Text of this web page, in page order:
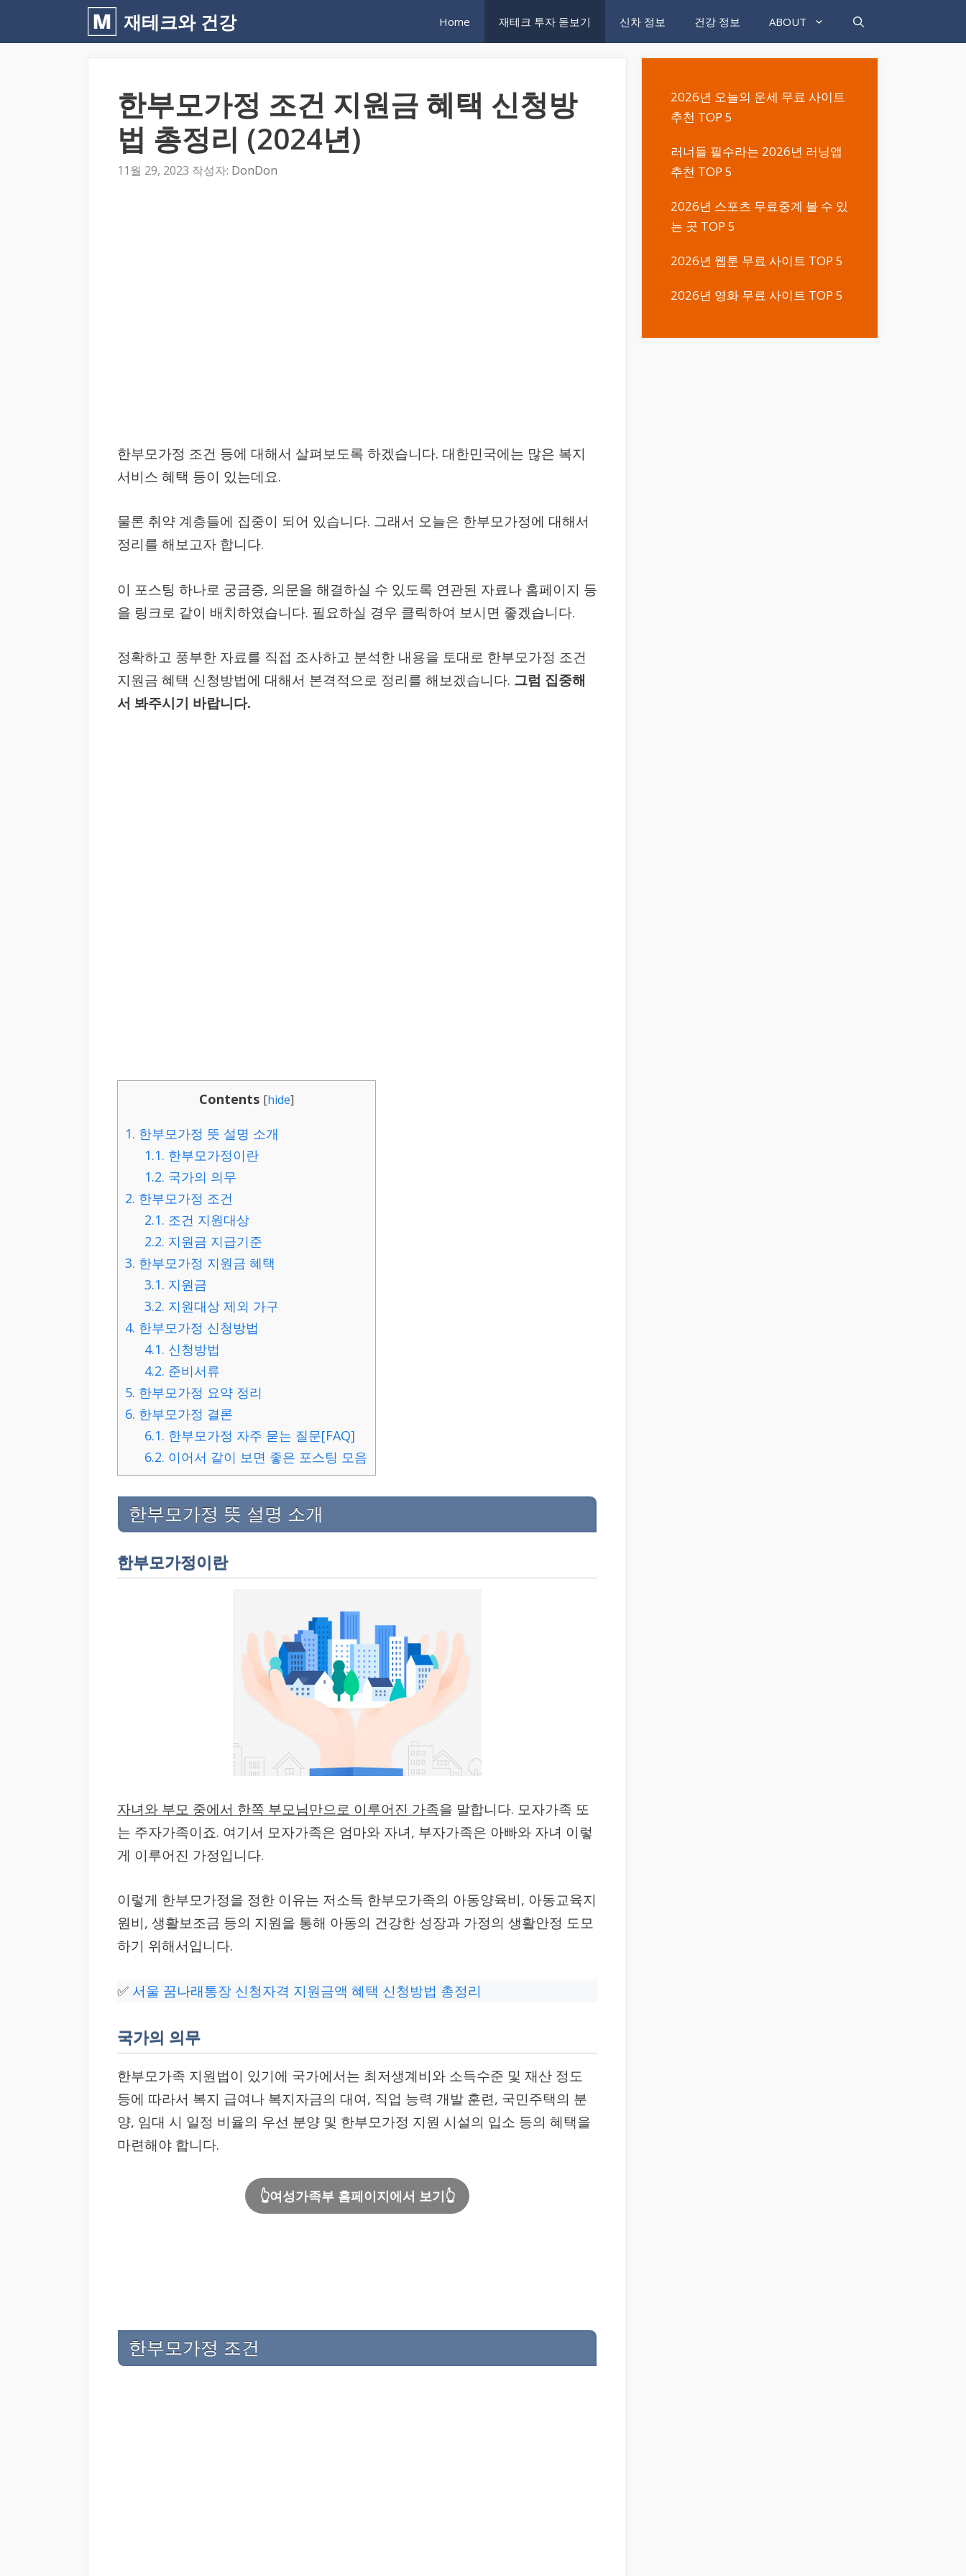
재테크와 건강 Home 재테크 투자 돋보기 신차 정보 건강 정보 ABOUT
한부모가정 조건 지원금 혜택 신청방
법 총정리 (2024년)
11월 29, 2023 작성자: DonDon
한부모가정 조건 등에 대해서 살펴보도록 하겠습니다. 대한민국에는 많은 복지
서비스 혜택 등이 있는데요.
물론 취약 계층들에 집중이 되어 있습니다. 그래서 오늘은 한부모가정에 대해서
정리를 해보고자 합니다.
이 포스팅 하나로 궁금증, 의문을 해결하실 수 있도록 연관된 자료나 홈페이지 등
을 링크로 같이 배치하였습니다. 필요하실 경우 클릭하여 보시면 좋겠습니다.
정확하고 풍부한 자료를 직접 조사하고 분석한 내용을 토대로 한부모가정 조건
지원금 혜택 신청방법에 대해서 본격적으로 정리를 해보겠습니다. 그럼 집중해
서 봐주시기 바랍니다.
Contents [hide]
1. 한부모가정 뜻 설명 소개
1.1. 한부모가정이란
1.2. 국가의 의무
2. 한부모가정 조건
2.1. 조건 지원대상
2.2. 지원금 지급기준
3. 한부모가정 지원금 혜택
3.1. 지원금
3.2. 지원대상 제외 가구
4. 한부모가정 신청방법
4.1. 신청방법
4.2. 준비서류
5. 한부모가정 요약 정리
6. 한부모가정 결론
6.1. 한부모가정 자주 묻는 질문[FAQ]
6.2. 이어서 같이 보면 좋은 포스팅 모음
한부모가정 뜻 설명 소개
한부모가정이란
자녀와 부모 중에서 한쪽 부모님만으로 이루어진 가족을 말합니다. 모자가족 또
는 주자가족이죠. 여기서 모자가족은 엄마와 자녀, 부자가족은 아빠와 자녀 이렇
게 이루어진 가정입니다.
이렇게 한부모가정을 정한 이유는 저소득 한부모가족의 아동양육비, 아동교육지
원비, 생활보조금 등의 지원을 통해 아동의 건강한 성장과 가정의 생활안정 도모
하기 위해서입니다.
✅ 서울 꿈나래통장 신청자격 지원금액 혜택 신청방법 총정리
국가의 의무
한부모가족 지원법이 있기에 국가에서는 최저생계비와 소득수준 및 재산 정도
등에 따라서 복지 급여나 복지자금의 대여, 직업 능력 개발 훈련, 국민주택의 분
양, 임대 시 일정 비율의 우선 분양 및 한부모가정 지원 시설의 입소 등의 혜택을
마련해야 합니다.
👆여성가족부 홈페이지에서 보기👆
한부모가정 조건
2026년 오늘의 운세 무료 사이트
추천 TOP 5
러너들 필수라는 2026년 러닝앱
추천 TOP 5
2026년 스포츠 무료중계 볼 수 있
는 곳 TOP 5
2026년 웹툰 무료 사이트 TOP 5
2026년 영화 무료 사이트 TOP 5